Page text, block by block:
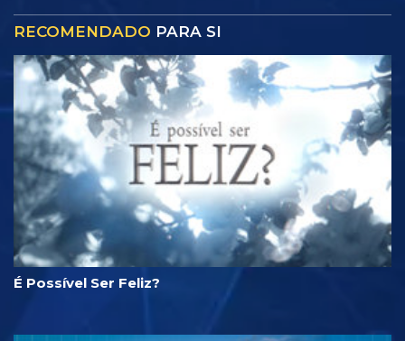
RECOMENDADO PARA SI
É Possível Ser Feliz?